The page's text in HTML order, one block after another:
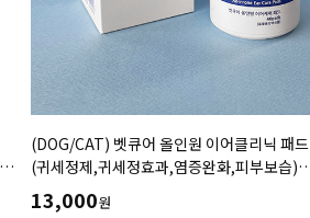
(DOG/CAT) 벳큐어 올인원 이어클리닉 패드
(귀세정제,귀세정효과,염증완화,피부보습)
40pads
13,000원